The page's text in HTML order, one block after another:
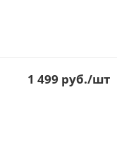
1 499 руб./шт